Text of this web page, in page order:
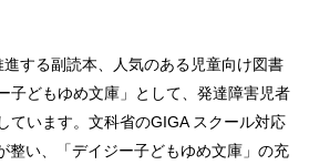
する副読本、人気のある児童向け図書
子どもゆめ文庫」として、発達障害児者
ています。文科省のGIGA スクール対応
整い、「デイジー子どもゆめ文庫」の充